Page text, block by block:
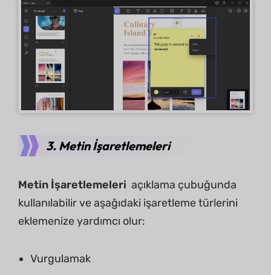
3. Metin İşaretlemeleri
Metin İşaretlemeleri açıklama çubuğunda
kullanılabilir ve aşağıdaki işaretleme türlerini
eklemenize yardımcı olur:
Vurgulamak